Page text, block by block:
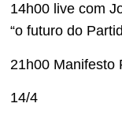
14h00 live com
“o futuro do
21h00 Manifesto
14/4